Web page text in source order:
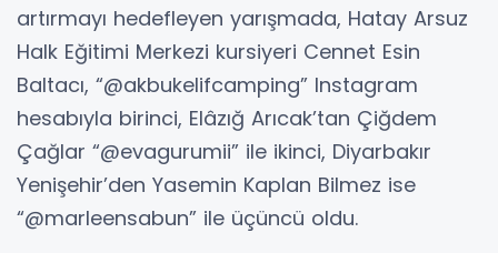
artırmayı hedefleyen yarışmada, Hatay Arsuz
Halk Eğitimi Merkezi kursiyeri Cennet Esin
Baltacı, “@akbukelifcamping” Instagram
hesabıyla birinci, Elâzığ Arıcak’tan Çiğdem
Çağlar “@evagurumii” ile ikinci, Diyarbakır
Yenişehir’den Yasemin Kaplan Bilmez ise
“@marleensabun” ile üçüncü oldu.